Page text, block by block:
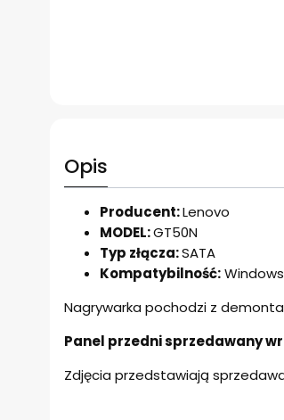
Opis
Producent:Lenovo
MODEL:GT50N
Typ złącza:SATA
Kompatybilność:
Nagrywarka pochodzi z
Panel przedni sprzedawany
Zdjęcia przedstawiają